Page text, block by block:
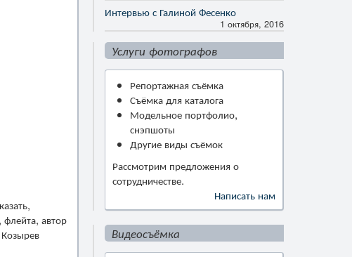
автор
Интервью с Галиной Фесенко
1 октября, 2016
Услуги фотографов
Репортажная съёмка
Съёмка для каталога
Модельное портфолио,
снэпшоты
Другие виды съёмок
Рассмотрим предложения о
сотрудничестве.
Написать нам
Видеосъёмка